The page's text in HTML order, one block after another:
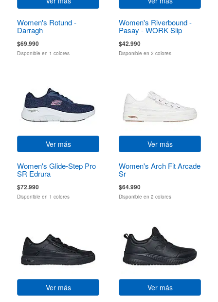
Women's Rotund -
Darragh
$69.990
Disponible en 1 colores
Women's Riverbound -
Pasay - WORK Slip
Resistant
$42.990
Disponible en 2 colores
Ver más
Women's Glide-Step Pro
SR Edrura
$72.990
Disponible en 1 colores
Ver más
Women's Arch Fit Arcade
Sr
$64.990
Disponible en 2 colores
Ver más Ver más